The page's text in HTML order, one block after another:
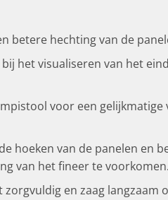
betere hechting van de
het visualiseren van het
voor een
hoeken van de panelen en
van het fineer te voorkomen.
en zaag langzaam